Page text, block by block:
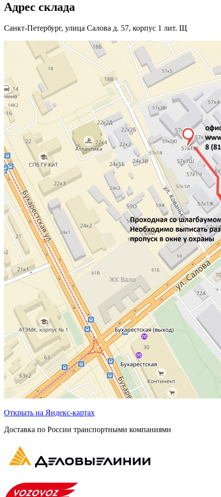
Адрес склада
Санкт-Петербург, улица Салова д. 57, корпус 1 лит. Щ
Открыть на Яндекс-картах
Доставка по России транспортными компаниями